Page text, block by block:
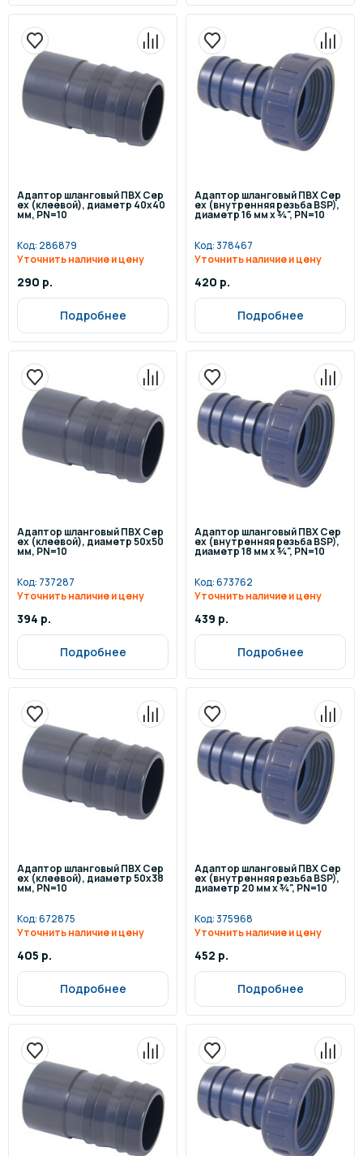
Адаптор шланговый ПВХ Cep
ex (клеевой), диаметр 40x40
мм, PN=10
Код: 286879
Уточнить наличие и цену
290 р.
Подробнее
Адаптор шланговый ПВХ Cep
ex (внутренняя резьба BSP),
диаметр 16 мм x ¾", PN=10
Код:378467
Уточнить наличие и цену
420 р.
Подробнее
Адаптор шланговый ПВХ Cep
ex (клеевой), диаметр 50x50
мм, PN=10
Код: 737287
Уточнить наличие и цену
394 р.
Подробнее
Адаптор шланговый ПВХ Cep
ex (внутренняя резьба BSP),
диаметр 18 мм x ¾", PN=10
Код:673762
Уточнить наличие и цену
439 р.
Подробнее
Адаптор шланговый ПВХ Cep
ex (клеевой), диаметр 50x38
мм, PN=10
Код:672875
Уточнить наличие и цену
405 р.
Подробнее
Адаптор шланговый ПВХ Cep
ex (внутренняя резьба BSP),
диаметр 20 мм x ¾", PN=10
Код:375968
Уточнить наличие и цену
452 р.
Подробнее